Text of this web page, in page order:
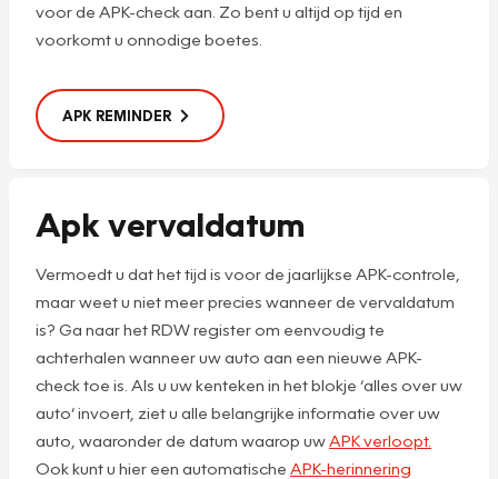
voor de APK-check aan. Zo bent u altijd op tijd en
voorkomt u onnodige boetes.
APK REMINDER
Apk vervaldatum
Vermoedt u dat het tijd is voor de jaarlijkse APK-controle,
maar weet u niet meer precies wanneer de vervaldatum
is? Ga naar het RDW register om eenvoudig te
achterhalen wanneer uw auto aan een nieuwe APK-
check toe is. Als u uw kenteken in het blokje ‘alles over uw
auto’ invoert, ziet u alle belangrijke informatie over uw
auto, waaronder de datum waarop uwAPK verloopt.
Ook kunt u hier een automatische APK-herinnering